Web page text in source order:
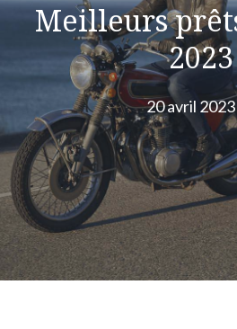
Meilleurs
2023
20 avril 2023